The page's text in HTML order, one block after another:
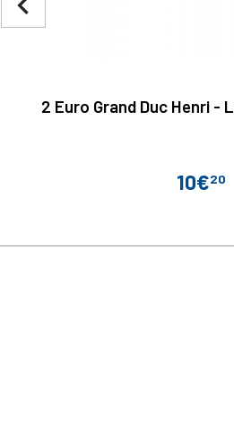
2 Euro Grand Duc Henri -
Prix
10€20